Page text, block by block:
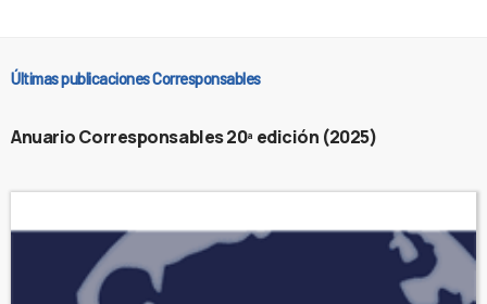
Últimas publicaciones Corresponsables
Anuario Corresponsables 20ª edición (2025)